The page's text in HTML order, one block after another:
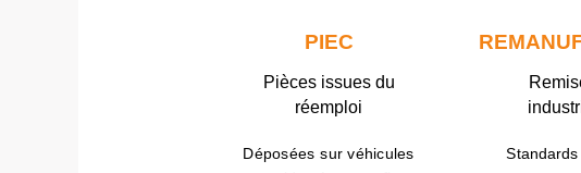
PIEC
Pièces issues du
réemploi
Déposées sur véhicules